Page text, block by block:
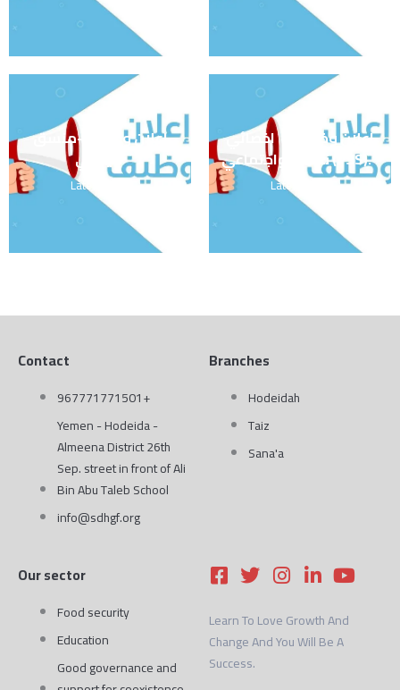
اعلان وظيفة -منسق
ميداني
Latest news
اعلان وظيفة – اخصائي
نفسي واجتماعي (PSS).
Latest news
Contact
967771771501+
Yemen - Hodeida -
Almeena District 26th
Sep. street in front of Ali
Bin Abu Taleb School
info@sdhgf.org
Branches
Hodeidah
Taiz
Sana'a
Our sector
Food security
Education
Good governance and
F
a
c
e
b
o
T
w
i
t
t
e
I
n
s
t
a
L
i
n
k
e
Y
o
u
t
u
Learn To Love Growth And
Change And You Will Be A
Success.